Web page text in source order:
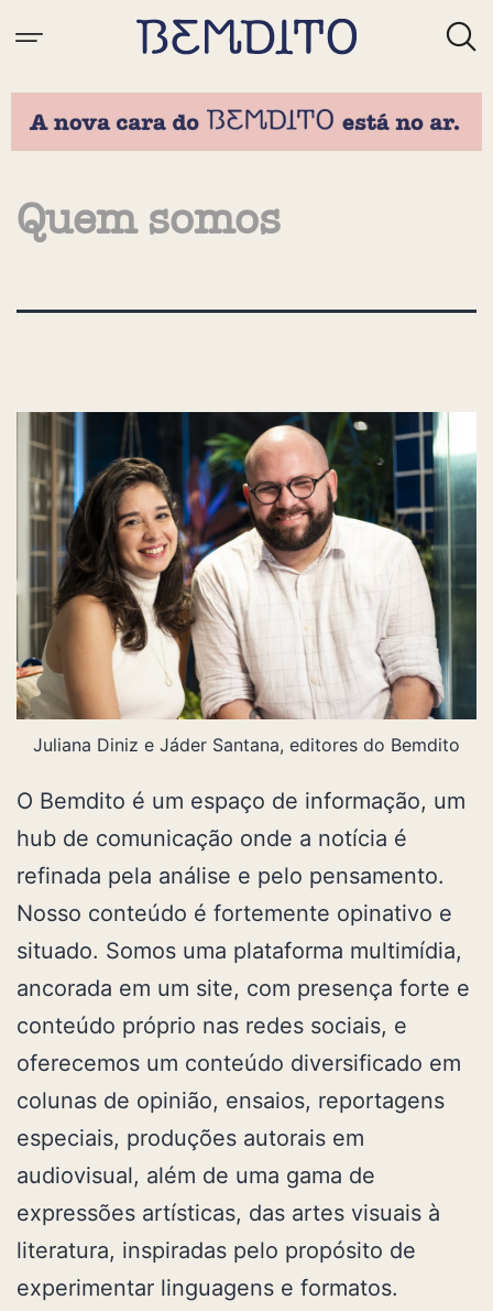
Quem somos
Juliana Diniz e Jáder Santana, editores do Bemdito
O Bemdito é um espaço de informação, um
hub de comunicação onde a notícia é
refinada pela análise e pelo pensamento.
Nosso conteúdo é fortemente opinativo e
situado. Somos uma plataforma multimídia,
ancorada em um site, com presença forte e
conteúdo próprio nas redes sociais, e
oferecemos um conteúdo diversificado em
colunas de opinião, ensaios, reportagens
especiais, produções autorais em
audiovisual, além de uma gama de
expressões artísticas, das artes visuais à
literatura, inspiradas pelo propósito de
experimentar linguagens e formatos.